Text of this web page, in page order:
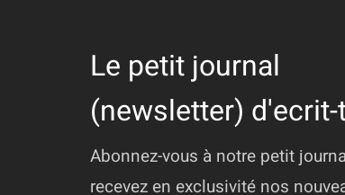
Le petit journal
(newsletter)
Abonnez-vous à notre petit
recevez en exclusivité nos